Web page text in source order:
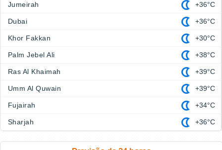
Jumeirah +36°C
Dubai +36°C
Khor Fakkan +30°C
Palm Jebel Ali +38°C
Ras Al Khaimah +39°C
Umm Al Quwain +39°C
Fujairah +34°C
Sharjah +36°C